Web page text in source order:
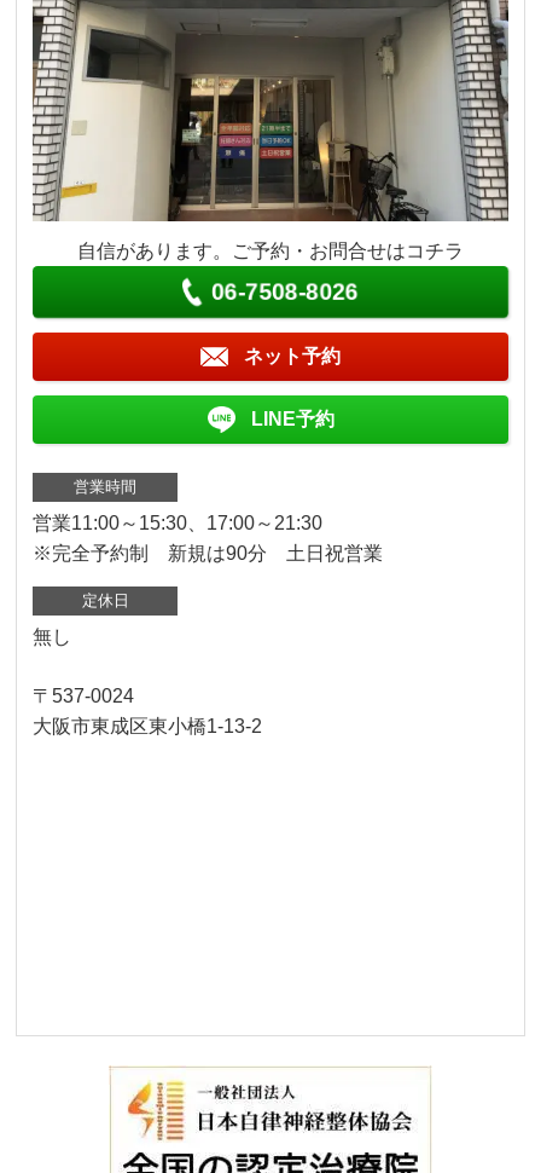
自信があります。ご予約・お問合せはコチラ
06-7508-8026
ネット予約
LINE予約
営業時間
営業11:00～15:30、17:00～21:30
※完全予約制 新規は90分 土日祝営業
定休日
無し
〒537-0024
大阪市東成区東小橋1-13-2